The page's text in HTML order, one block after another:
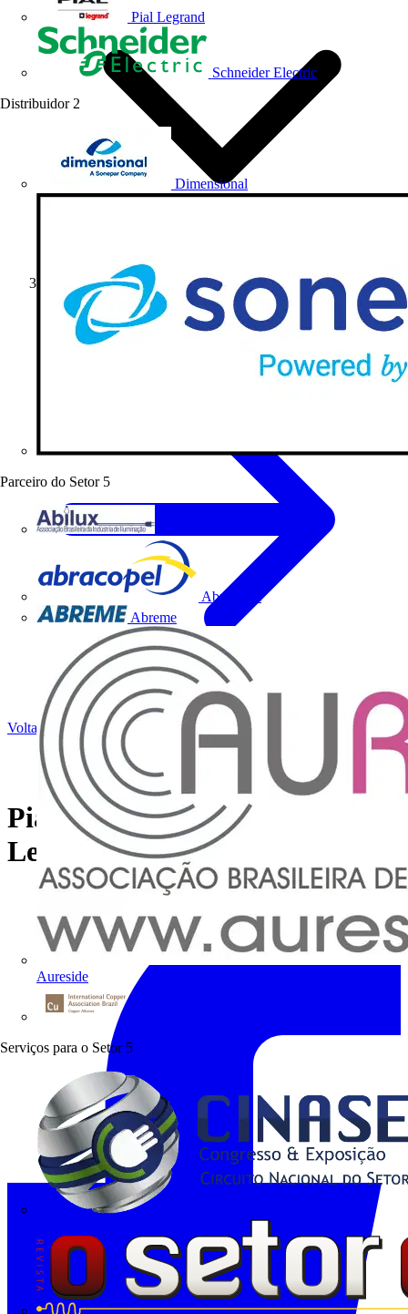
Pial Legrand
Schneider Electric
Distribuidor 2
Dimensional
Parceiro do Setor 5
Abracopel
Abreme
Aureside
Serviços para o Setor 5
Produtos
Voltar para Notícias
Pial Nereya | Tecnologias
Legrand